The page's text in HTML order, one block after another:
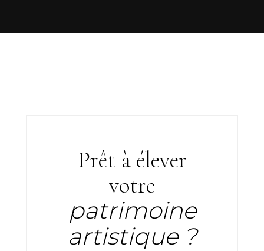
Prêt à élever
votre
patrimoine
artistique ?